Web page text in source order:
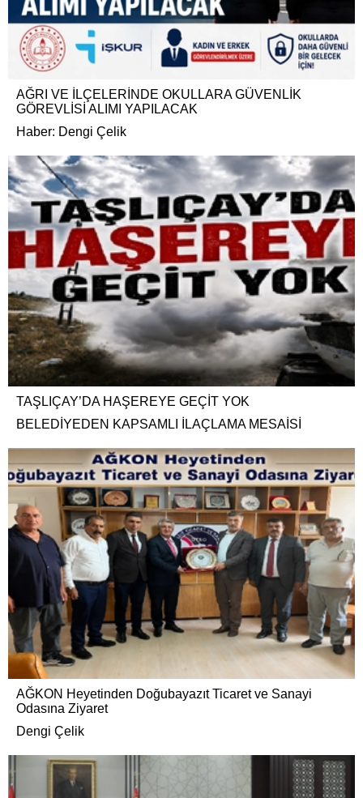
AĞRI VE İLÇELERİNDE OKULLARA GÜVENLİK
GÖREVLİSİ ALIMI YAPILACAK
Haber: Dengi Çelik
TAŞLIÇAY’DA HAŞEREYE GEÇİT YOK
BELEDİYEDEN KAPSAMLI İLAÇLAMA MESAİSİ
AĞKON Heyetinden Doğubayazıt Ticaret ve Sanayi
Odasına Ziyaret
Dengi Çelik